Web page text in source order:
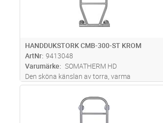
HANDDUKSTORK CMB-300-ST KROM
ArtNr 9413048
Varumärke
SOMATHERM HD
Den sköna känslan av torra, varma
handdukar efter ett bad eller dusch kan
egentligen aldrig beskrivas, den ska
upplevas. Den klassiska ST Modellen har en
inbyggd strömbrytare on/off och förinställd
Lägg i kundvagn